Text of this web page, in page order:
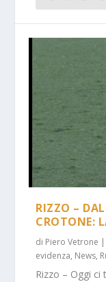
RIZZO –
CROTONE:
di Piero Vetrone
evidenza, News,
Rizzo – Oggi